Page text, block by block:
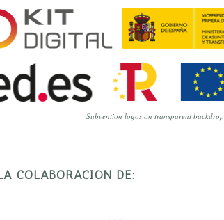
Subvention logos on transparent backdrop
COLABORACIÓN DE: